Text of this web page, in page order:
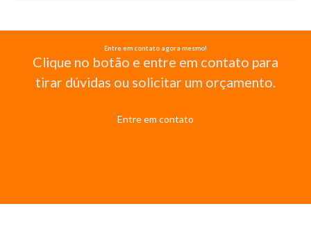
Entre em contato agora mesmo!
Clique no botão e entre em contato para
tirar dúvidas ou solicitar um orçamento.
Entre em contato